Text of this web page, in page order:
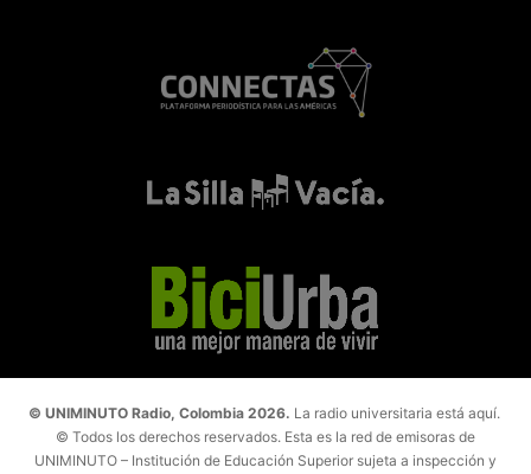
© UNIMINUTO Radio, Colombia 2026. La radio universitaria está aquí.
© Todos los derechos reservados. Esta es la red de emisoras de
UNIMINUTO – Institución de Educación Superior sujeta a inspección y